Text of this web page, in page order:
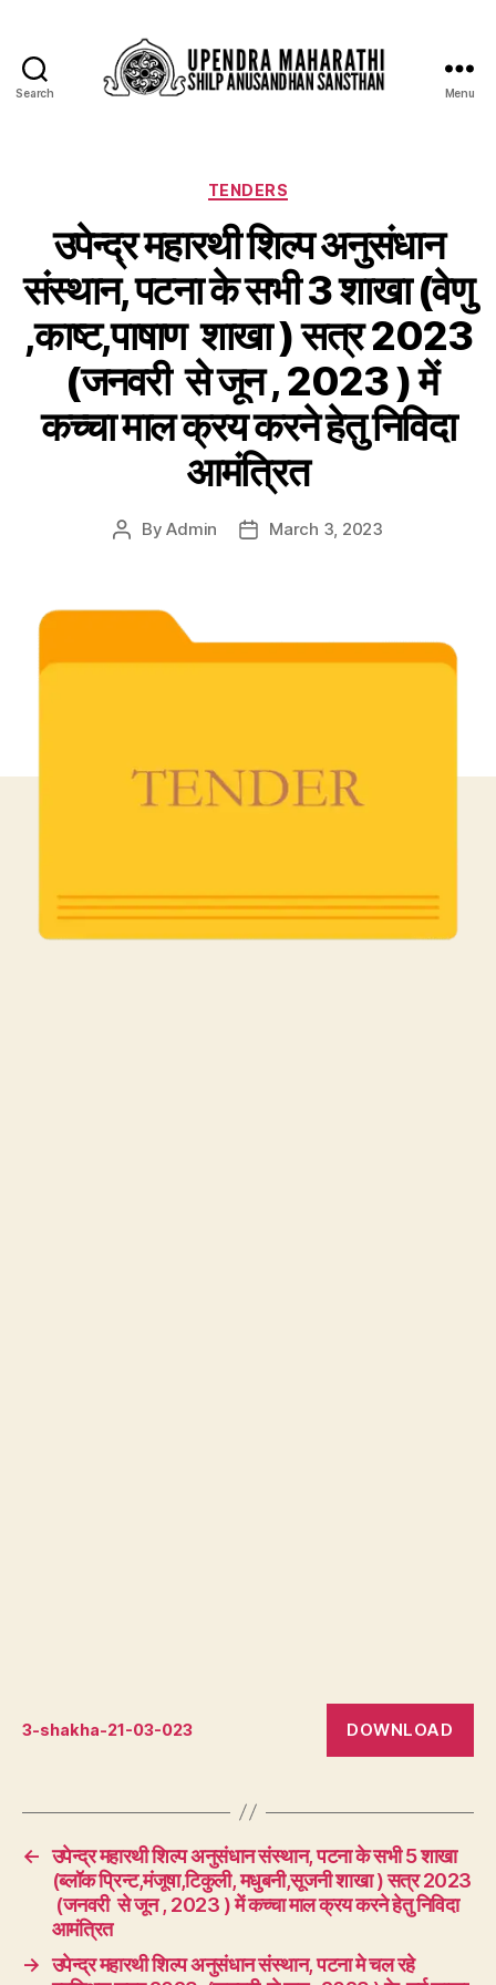
Search Menu
TENDERS
उपेन्द्र महारथी शिल्प अनुसंधान
संस्थान, पटना के सभी 3 शाखा (वेणु
,काष्ट,पाषाण शाखा ) सत्र 2023
(जनवरी से जून , 2023 ) में
कच्चा माल क्रय करने हेतु निविदा
आमंत्रित
ByAdmin March 3, 2023
3-shakha-21-03-023 DOWNLOAD
← उपेन्द्र महारथी शिल्प अनुसंधान संस्थान, पटना के सभी 5 शाखा
(ब्लॉक प्रिन्ट,मंजूषा,टिकुली, मधुबनी,सूजनी शाखा ) सत्र 2023
(जनवरी से जून , 2023 ) में कच्चा माल क्रय करने हेतु निविदा
आमंत्रित
→ उपेन्द्र महारथी शिल्प अनुसंधान संस्थान, पटना मे चल रहे